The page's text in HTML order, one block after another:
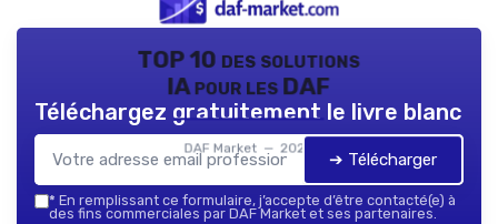
TOP 10 des solutions
IA pour les DAF
DAF Market — 2026
Téléchargez gratuitement le livre blanc
➔ Télécharger
* En remplissant ce formulaire, j’accepte d’être contacté(e) à
des fins commerciales par DAF Market et ses partenaires.